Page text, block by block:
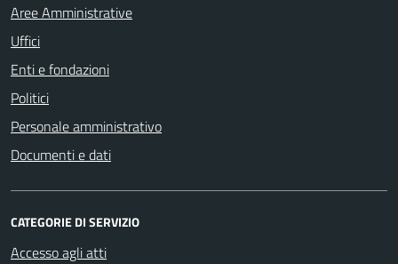
Aree Amministrative
Uffici
Enti e fondazioni
Politici
Personale amministrativo
Documenti e dati
CATEGORIE DI SERVIZIO
Accesso agli atti